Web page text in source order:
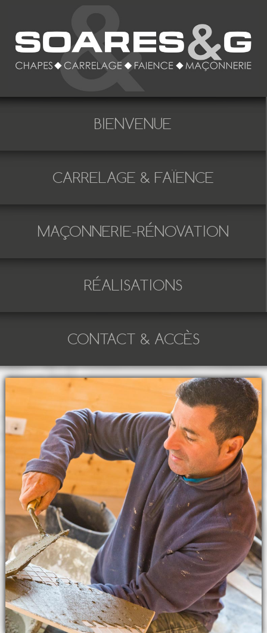
BIENVENUE
CARRELAGE & FAÏENCE
MAÇONNERIE-RÉNOVATION
RÉALISATIONS
CONTACT & ACCÈS